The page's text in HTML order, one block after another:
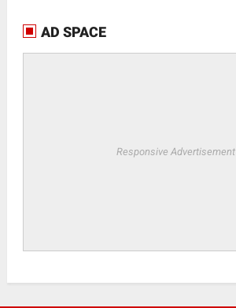
AD SPACE
Responsive Advertisement